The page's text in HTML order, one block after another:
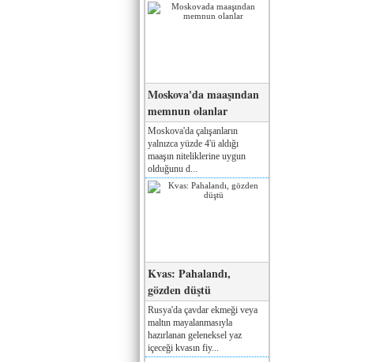
Moskova'da maaşından
memnun olanlar
Moskova'da çalışanların
yalnızca yüzde 4'ü aldığı
maaşın niteliklerine uygun
olduğunu d...
Kvas: Pahalandı,
gözden düştü
Rusya'da çavdar ekmeği veya
maltın mayalanmasıyla
hazırlanan geleneksel yaz
içeceği kvasın fiy...